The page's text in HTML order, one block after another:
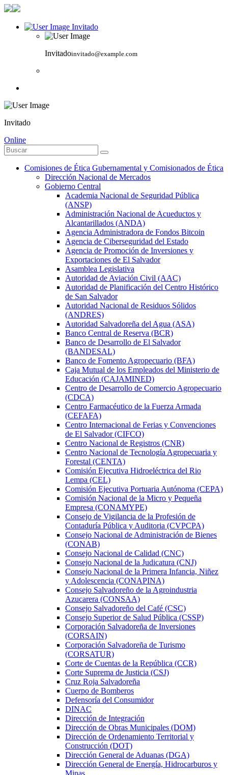
Invitado
Invitadoinvitado@example.com
Invitado
Online
Comisiones de Ética Gubernamental y Comisionados de Ética
Dirección Nacional de Mercados
Gobierno Central
Academia Nacional de Seguridad Pública
(ANSP)
Administración Nacional de Acueductos y
Alcantarillados (ANDA)
Agencia Administradora de Fondos Bitcoin
Agencia de Ciberseguridad del Estado
Agencia de Promoción de Inversiones y
Exportaciones de El Salvador
Asamblea Legislativa
Autoridad de Aviación Civil (AAC)
Autoridad de Planificación del Centro Histórico
de San Salvador
Autoridad Nacional de Residuos Sólidos
(ANDRES)
Autoridad Salvadoreña del Agua (ASA)
Banco Central de Reserva (BCR)
Banco de Desarrollo de El Salvador
(BANDESAL)
Banco de Fomento Agropecuario (BFA)
Caja Mutual de los Empleados del Ministerio de
Educación (CAJAMINED)
Centro de Desarrollo de Comercio Agropecuario
(CDCA)
Centro Farmacéutico de la Fuerza Armada
(CEFAFA)
Centro Internacional de Ferias y Convenciones
de El Salvador (CIFCO)
Centro Nacional de Registros (CNR)
Centro Nacional de Tecnología Agropecuaria y
Forestal (CENTA)
Comisión Ejecutiva Hidroeléctrica del Rio
Lempa (CEL)
Comisión Ejecutiva Portuaria Autónoma (CEPA)
Comisión Nacional de la Micro y Pequeña
Empresa (CONAMYPE)
Consejo de Vigilancia de la Profesión de
Contaduría Pública y Auditoria (CVPCPA)
Consejo Nacional de Administración de Bienes
(CONAB)
Consejo Nacional de Calidad (CNC)
Consejo Nacional de la Judicatura (CNJ)
Consejo Nacional de la Primera Infancia, Niñez
y Adolescencia (CONAPINA)
Consejo Salvadoreño de la Agroindustria
Azucarera (CONSAA)
Consejo Salvadoreño del Café (CSC)
Consejo Superior de Salud Pública (CSSP)
Corporación Salvadoreña de Inversiones
(CORSAIN)
Corporación Salvadoreña de Turismo
(CORSATUR)
Corte de Cuentas de la República (CCR)
Corte Suprema de Justicia (CSJ)
Cruz Roja Salvadoreña
Cuerpo de Bomberos
Defensoría del Consumidor
DINAC
Dirección de Integración
Dirección de Obras Municipales (DOM)
Dirección de Ordenamiento Territorial y
Construcción (DOT)
Dirección General de Aduanas (DGA)
Dirección General de Energía, Hidrocarburos y
Minas